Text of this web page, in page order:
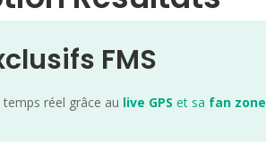
FMS
réel grâce au live GPS et sa fan zone